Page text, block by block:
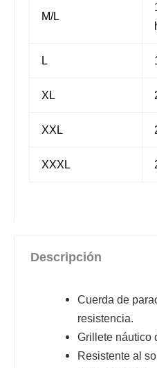
M/L
L
XL
XXL
XXXL
Descripción
Cuerda de
resistencia.
Grillete náutico
Resistente al